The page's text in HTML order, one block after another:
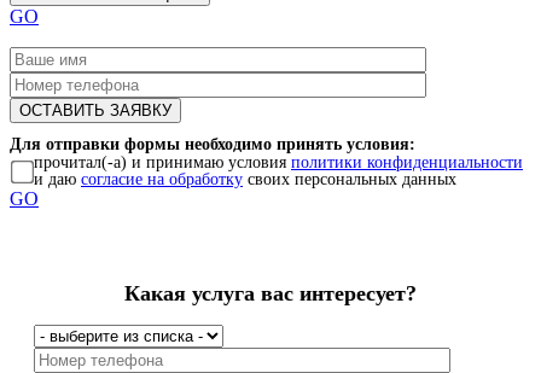
GO
Для отправки формы необходимо принять условия:
прочитал(-а) и принимаю условия политики конфиденциальности
и даю согласие на обработку своих персональных данных
GO
Какая услуга вас интересует?